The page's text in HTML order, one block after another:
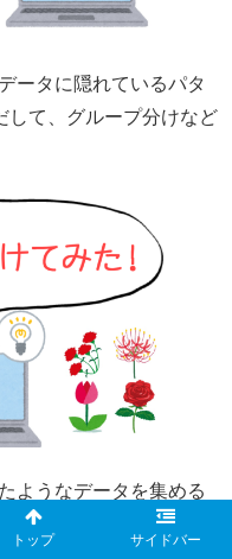
ータに隠れているパタ
して、グループ分けなど
ようなデータを集める
などは人間がラベル付
トップ サイドバー